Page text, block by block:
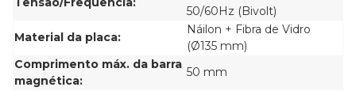
50/60Hz (Bivolt)
Material da placa:
Náilon + Fibra de Vidro
(Ø135 mm)
Comprimento máx. da barra
magnética:
50 mm